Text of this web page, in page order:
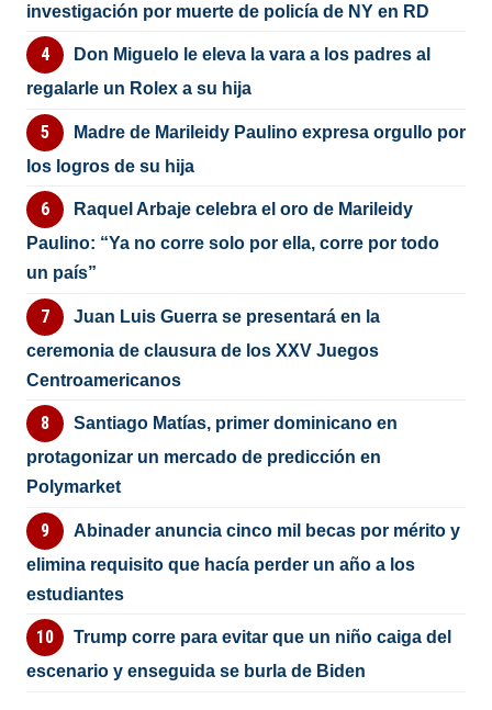
investigación por muerte de policía de NY en RD
Don Miguelo le eleva la vara a los padres al
regalarle un Rolex a su hija
Madre de Marileidy Paulino expresa orgullo por
los logros de su hija
Raquel Arbaje celebra el oro de Marileidy
Paulino: “Ya no corre solo por ella, corre por todo
un país”
Juan Luis Guerra se presentará en la
ceremonia de clausura de los XXV Juegos
Centroamericanos
Santiago Matías, primer dominicano en
protagonizar un mercado de predicción en
Polymarket
Abinader anuncia cinco mil becas por mérito y
elimina requisito que hacía perder un año a los
estudiantes
Trump corre para evitar que un niño caiga del
escenario y enseguida se burla de Biden